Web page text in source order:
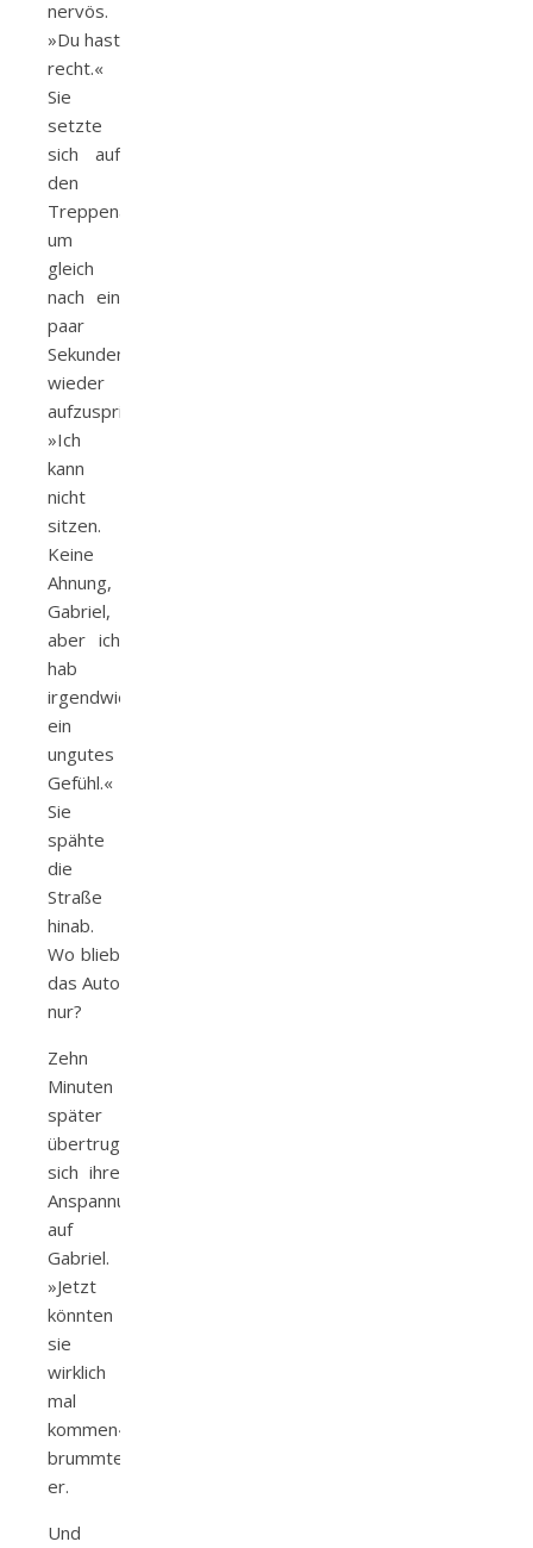
nervös.
»Du hast
recht.«
Sie
setzte
sich auf
den
Treppenabsatz,
um
gleich
nach ein
paar
Sekunden
wieder
aufzuspringen.
»Ich
kann
nicht
sitzen.
Keine
Ahnung,
Gabriel,
aber ich
hab
irgendwie
ein
ungutes
Gefühl.«
Sie
spähte
die
Straße
hinab.
Wo blieb
das Auto
nur?
Zehn
Minuten
später
übertrug
sich ihre
Anspannung
auf
Gabriel.
»Jetzt
könnten
sie
wirklich
mal
kommen«,
brummte
er.
Und